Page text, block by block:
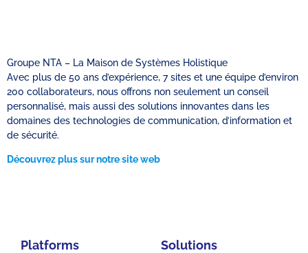
Groupe NTA – La Maison de Systèmes Holistique
Avec plus de 50 ans d’expérience, 7 sites et une équipe d’environ
200 collaborateurs, nous offrons non seulement un conseil
personnalisé, mais aussi des solutions innovantes dans les
domaines des technologies de communication, d’information et
de sécurité.
Découvrez plus sur notre site web
Platforms Solutions